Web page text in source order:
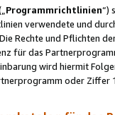
Programmrichtlinien“)
verwendete und
Rechte und Pflichten
für das
wird hiermit
oder